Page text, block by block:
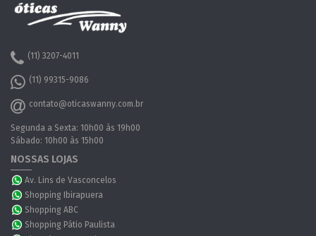
(11) 3207-4011
(11) 99315-9086
contato@oticaswanny.com.br
Segunda a Sexta: 10h00 às 19h00
Sábado: 10h00 às 15h00
NOSSAS LOJAS
Av. Lins de Vasconcelos
Shopping Ibirapuera
Shopping ABC
Shopping Pátio Paulista